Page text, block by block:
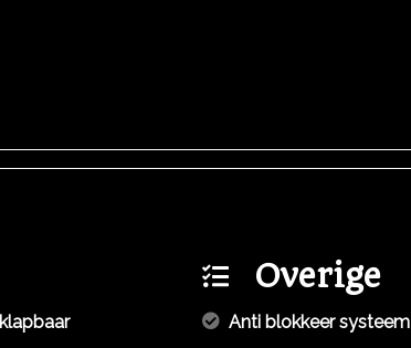
Overige
Anti blokkeer systeem